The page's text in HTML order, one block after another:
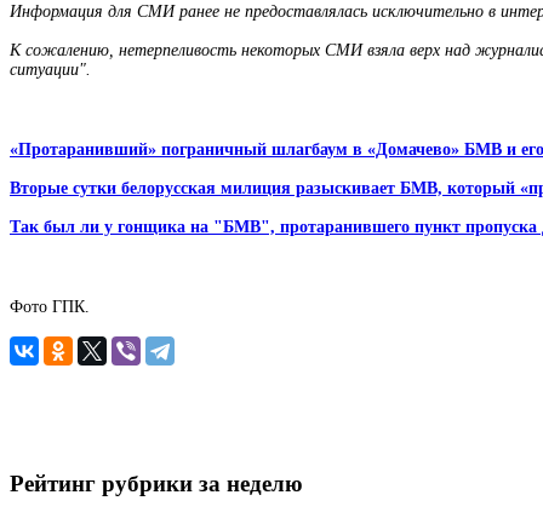
Информация для СМИ ранее не предоставлялась исключительно в
К сожалению, нетерпеливость некоторых СМИ взяла верх над
ситуации".
«Протаранивший» пограничный шлагбаум в «Домачево» БМВ и
Вторые сутки белорусская милиция разыскивает БМВ, который
Так был ли у гонщика на "БМВ", протаранившего пункт пропуска
Фото ГПК.
Рейтинг рубрики за неделю